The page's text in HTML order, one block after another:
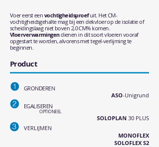
Voer eerst een vochtigheidsproefuit. Het CM-
vochtigheidsgehalte mag bij een dekvloer op de isolatie of
scheidingslaag niet boven 2,0 CM% komen.
Vloerverwarmingendienen in dit soort vloeren vooraf
opgestart te worden, alvorens met tegel-verlijming te
beginnen.
Product
GRONDEREN
ASO-Unigrund
EGALISEREN
OPTIONEEL
SOLOPLAN 30 PLUS
VERLIJMEN
MONOFLEX
SOLOFLEX S2